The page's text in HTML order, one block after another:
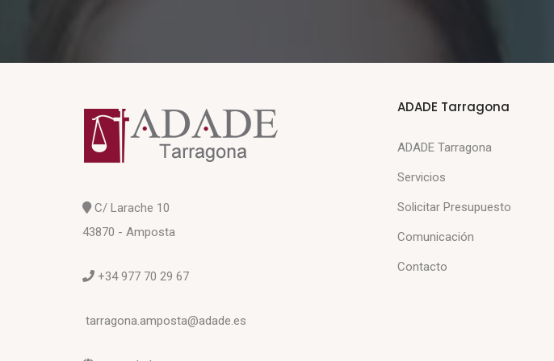
C/ Larache 10
43870 - Amposta
+34 977 70 29 67
tarragona.amposta@adade.es
ADADE Tarragona
ADADE Tarragona
Servicios
Solicitar Presupuesto
Comunicación
Contacto